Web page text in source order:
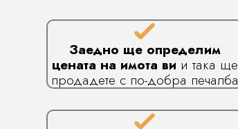
Заедно ще определим
цената на имота ви и така ще
продадете с по-добра печалба